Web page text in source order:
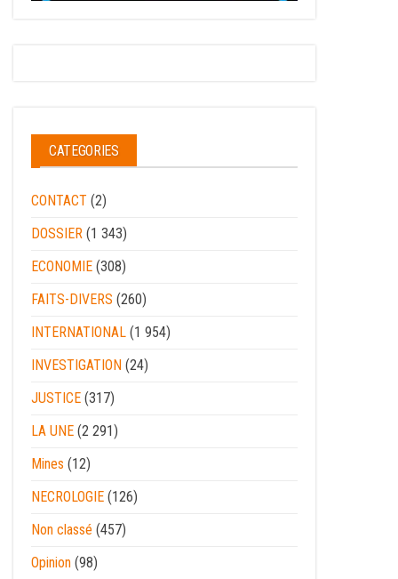
CATEGORIES
CONTACT (2)
DOSSIER (1 343)
ECONOMIE (308)
FAITS-DIVERS (260)
INTERNATIONAL (1 954)
INVESTIGATION (24)
JUSTICE (317)
LA UNE (2 291)
Mines (12)
NECROLOGIE (126)
Non classé (457)
Opinion (98)